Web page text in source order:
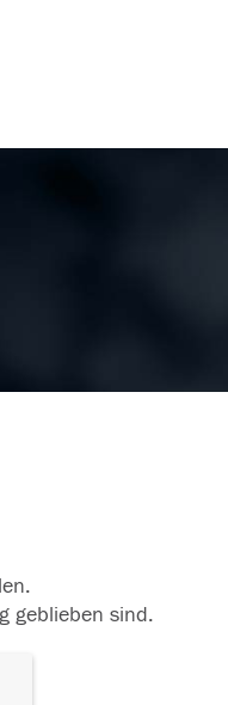
geblieben sind.